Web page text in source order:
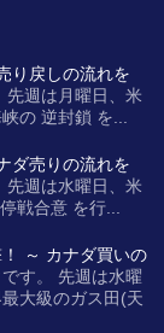
り戻しの流れを
先週は月曜日、米
の 逆封鎖 を...
ダ売りの流れを
先週は水曜日、米
戦合意 を行...
～ カナダ買いの
す。 先週は水曜
大級のガス田(天